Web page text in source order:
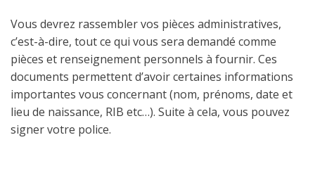
Vous devrez rassembler vos pièces administratives,
c’est-à-dire, tout ce qui vous sera demandé comme
pièces et renseignement personnels à fournir. Ces
documents permettent d’avoir certaines informations
importantes vous concernant (nom, prénoms, date et
lieu de naissance, RIB etc…). Suite à cela, vous pouvez
signer votre police.